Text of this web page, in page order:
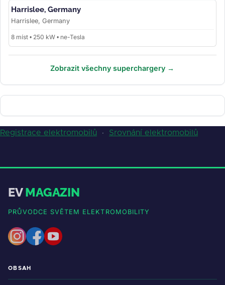
Harrislee, Germany
Harrislee, Germany
8 míst • 250 kW • ne-Tesla
Zobrazit všechny superchargery →
Registrace elektromobilů · Srovnání elektromobilů
EVMAGAZIN
PRŮVODCE SVĚTEM ELEKTROMOBILITY
OBSAH